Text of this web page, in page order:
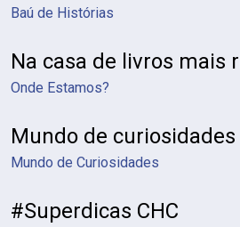
Baú de Histórias
Na casa de livros mais
Onde Estamos?
Mundo de curiosidades
Mundo de Curiosidades
#Superdicas CHC